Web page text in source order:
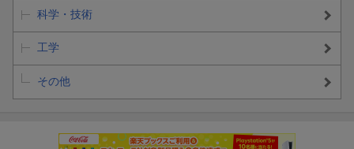
科学・技術
工学
その他